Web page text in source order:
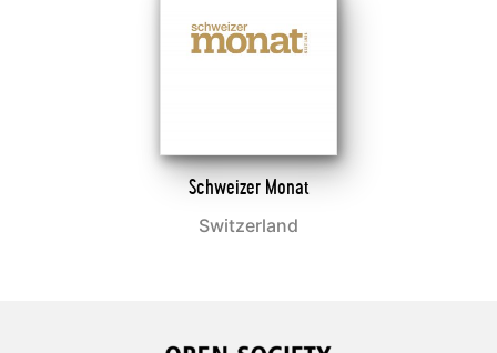
Schweizer Monat
Switzerland